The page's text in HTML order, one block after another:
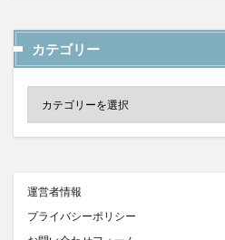
カテゴリー
運営者情報
プライバシーポリシー